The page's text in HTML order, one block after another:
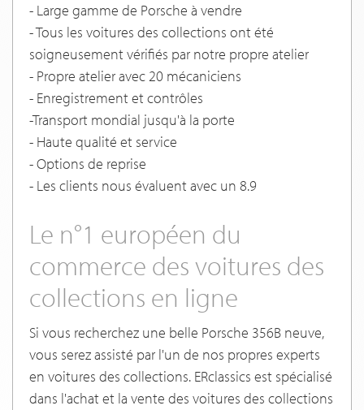
- Large gamme de Porsche à vendre
- Tous les voitures des collections ont été
soigneusement vérifiés par notre propre atelier
- Propre atelier avec 20 mécaniciens
- Enregistrement et contrôles
-Transport mondial jusqu'à la porte
- Haute qualité et service
- Options de reprise
- Les clients nous évaluent avec un 8.9
Le n°1 européen du
commerce des voitures des
collections en ligne
Si vous recherchez une belle Porsche 356B neuve,
vous serez assisté par l'un de nos propres experts
en voitures des collections. ERclassics est spécialisé
dans l'achat et la vente des voitures des collections